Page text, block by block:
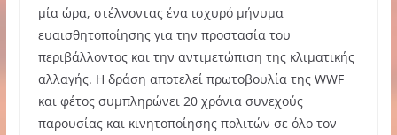
μία ώρα, στέλνοντας ένα ισχυρό μήνυμα
ευαισθητοποίησης για την προστασία του
περιβάλλοντος και την αντιμετώπιση της κλιματικής
αλλαγής. Η δράση αποτελεί πρωτοβουλία της WWF
και φέτος συμπληρώνει 20 χρόνια συνεχούς
παρουσίας και κινητοποίησης πολιτών σε όλο τον